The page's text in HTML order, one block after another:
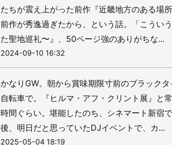
たちが震え上がった前作『近畿地方のある場
前作が秀逸過ぎたから、という話。「こうい
た聖地巡礼〜』、50ページ強のありがちな...
2024-09-10 16:32
かなりGW。朝から賞味期限寸前のブラック
自転車で。『ヒルマ・アフ・クリント展』と
時間ぐらい。堪能したのち、シネマート新宿
後、明日だと思っていたDJイベントで、カ...
2025-05-04 18:19